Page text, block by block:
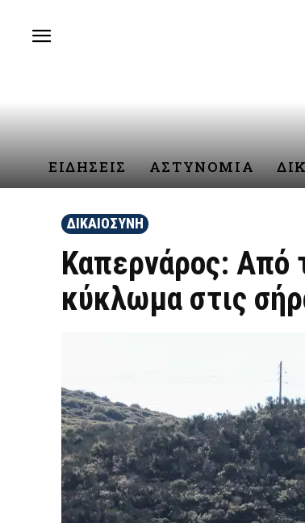
ΕΙΔΗΣΕΙΣ ΑΣΤΥΝΟΜΙΑ
ΔΙΚΑΙΟΣΥΝΗ
Καπερνάρος: Από
κύκλωμα στις